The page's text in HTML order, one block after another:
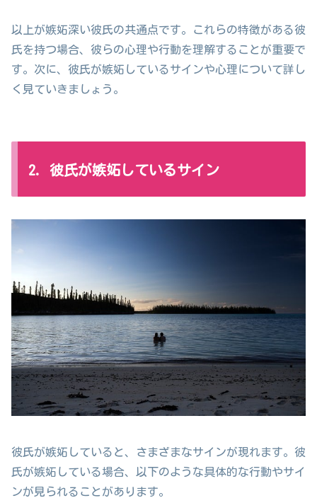
以上が嫉妬深い彼氏の共通点です。これらの特徴がある彼
氏を持つ場合、彼らの心理や行動を理解することが重要で
す。次に、彼氏が嫉妬しているサインや心理について詳し
く見ていきましょう。
2. 彼氏が嫉妬しているサイン
彼氏が嫉妬していると、さまざまなサインが現れます。彼
氏が嫉妬している場合、以下のような具体的な行動やサイ
ンが見られることがあります。